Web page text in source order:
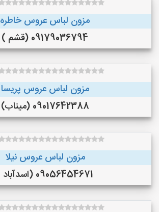
مزون لباس عروس خاطره
09179036794 (قشم )
مزون لباس عروس پریسا
09017642388 (میناب)
مزون لباس عروس نیلا
09056454671 (اسدآباد )